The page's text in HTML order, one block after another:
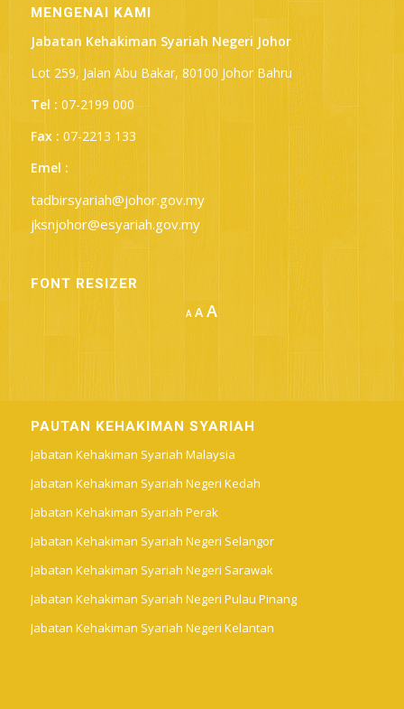
MENGENAI KAMI
Jabatan Kehakiman Syariah Negeri Johor
Lot 259, Jalan Abu Bakar, 80100 Johor Bahru
Tel : 07-2199 000
Fax : 07-2213 133
Emel :
tadbirsyariah@johor.gov.my
jksnjohor@esyariah.gov.my
FONT RESIZER
A Decrease
AReset
font
size.
AIncrease
size.
PAUTAN KEHAKIMAN SYARIAH
Jabatan Kehakiman Syariah Malaysia
Jabatan Kehakiman Syariah Negeri Kedah
Jabatan Kehakiman Syariah Perak
Jabatan Kehakiman Syariah Negeri Selangor
Jabatan Kehakiman Syariah Negeri Sarawak
Jabatan Kehakiman Syariah Negeri Pulau Pinang
Jabatan Kehakiman Syariah Negeri Kelantan